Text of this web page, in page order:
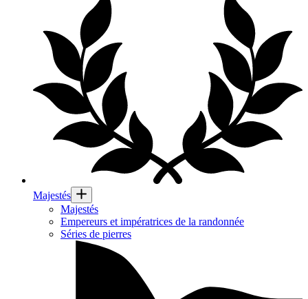
Majestés
Majestés
Empereurs et impératrices de la randonnée
Séries de pierres